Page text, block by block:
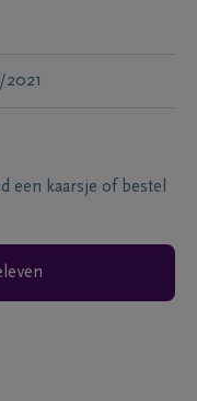
2021
een kaarsje of bestel